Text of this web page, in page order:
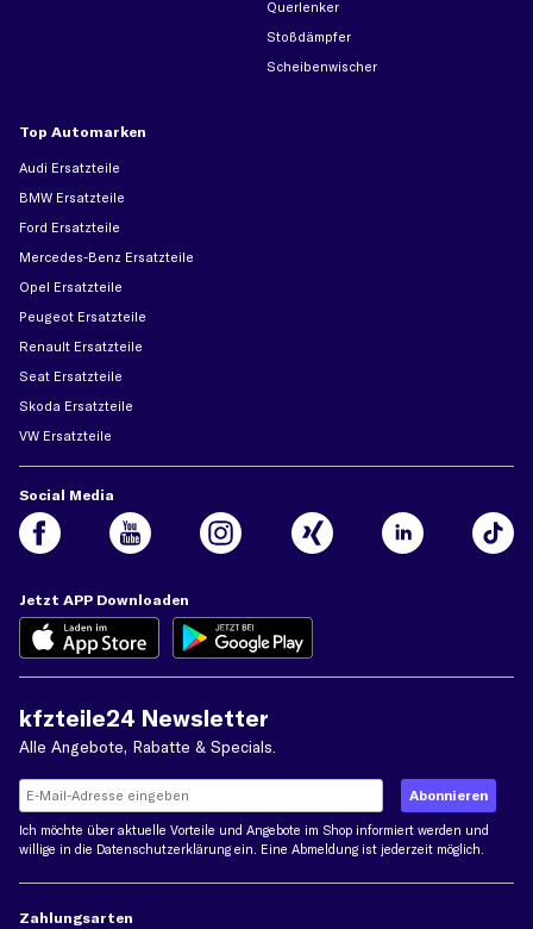
Querlenker
Stoßdämpfer
Scheibenwischer
Top Automarken
Audi Ersatzteile
BMW Ersatzteile
Ford Ersatzteile
Mercedes-Benz Ersatzteile
Opel Ersatzteile
Peugeot Ersatzteile
Renault Ersatzteile
Seat Ersatzteile
Skoda Ersatzteile
VW Ersatzteile
Social Media
Jetzt APP Downloaden
kfzteile24 Newsletter
Alle Angebote, Rabatte & Specials.
Ich möchte über aktuelle Vorteile und Angebote im Shop informiert werden und
willige in die Datenschutzerklärung ein. Eine Abmeldung ist jederzeit möglich.
Zahlungsarten